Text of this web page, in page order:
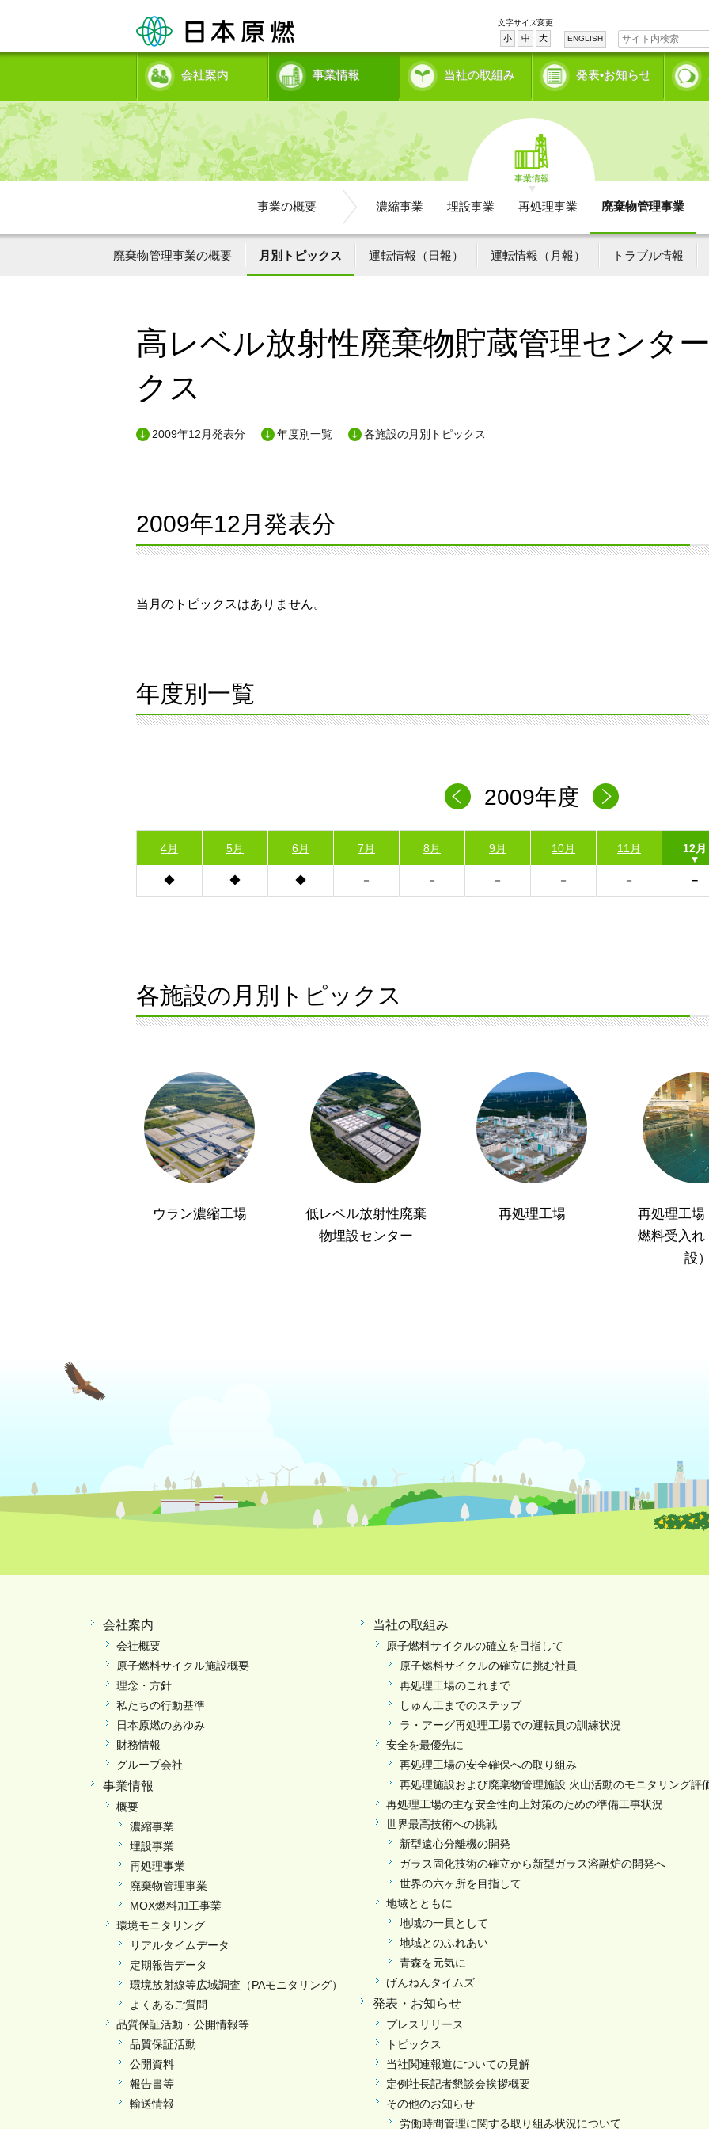
文字サイズ変更
小 中 大 ENGLISH
会社案内 事業情報 当社の取組み 発表•お知らせ
事業情報
事業の概要 濃縮事業 埋設事業 再処理事業 廃棄物管理事業
廃棄物管理事業の概要 月別トピックス 運転情報（日報） 運転情報（月報） トラブル情報
高レベル放射性廃棄物貯蔵管理センタ
クス
2009年12月発表分 年度別一覧 各施設の月別トピックス
2009年12月発表分
当月のトピックスはありません。
年度別一覧
2009年度
4月 5月 6月 7月 8月 9月 10月 11月 12月
各施設の月別トピックス
ウラン濃縮工場
低レベル放射性廃棄
物埋設センター
再処理工場
再処理工場
燃料受入れ
設）
会社案内
会社概要
原子燃料サイクル施設概要
理念・方針
私たちの行動基準
日本原燃のあゆみ
財務情報
グループ会社
事業情報
概要
濃縮事業
埋設事業
再処理事業
廃棄物管理事業
MOX燃料加工事業
環境モニタリング
リアルタイムデータ
定期報告データ
環境放射線等広域調査（PAモニタリング）
よくあるご質問
品質保証活動・公開情報等
品質保証活動
公開資料
報告書等
輸送情報
当社の取組み
原子燃料サイクルの確立を目指して
原子燃料サイクルの確立に挑む社員
再処理工場のこれまで
しゅん工までのステップ
ラ・アーグ再処理工場での運転員の訓練状況
安全を最優先に
再処理工場の安全確保への取り組み
再処理施設および廃棄物管理施設 火山活動のモニタリング評
再処理工場の主な安全性向上対策のための準備工事状況
世界最高技術への挑戦
新型遠心分離機の開発
ガラス固化技術の確立から新型ガラス溶融炉の開発へ
世界の六ヶ所を目指して
地域とともに
地域の一員として
地域とのふれあい
青森を元気に
げんねんタイムズ
発表・お知らせ
プレスリリース
トピックス
当社関連報道についての見解
定例社長記者懇談会挨拶概要
その他のお知らせ
労働時間管理に関する取り組み状況について